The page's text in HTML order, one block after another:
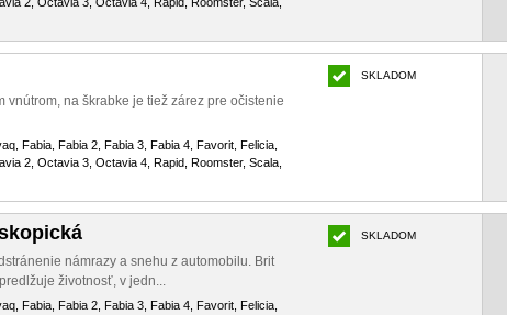
vnútrom, na škrabke je tiež zárez pre očistenie
Fabia, Fabia 2, Fabia 3, Fabia 4, Favorit, Felicia,
2, Octavia 3, Octavia 4, Rapid, Roomster, Scala,
SKLADOM
námrazy a snehu z automobilu. Brit
životnosť, v jedn...
Fabia, Fabia 2, Fabia 3, Fabia 4, Favorit, Felicia,
SKLADOM